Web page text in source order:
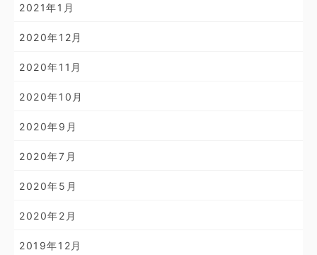
2021年1月
2020年12月
2020年11月
2020年10月
2020年9月
2020年7月
2020年5月
2020年2月
2019年12月